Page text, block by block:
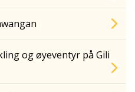
og øyeventyr på Gili